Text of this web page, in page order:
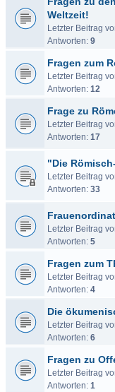
Weltzeit!
Letzter Beitrag
Antworten: 9
Fragen zum
Letzter Beitrag
Antworten: 12
Frage zu
Letzter Beitrag
Antworten: 17
"Die
Letzter Beitrag
Antworten: 33
Letzter Beitrag
Antworten: 5
Fragen zum
Letzter Beitrag
Antworten: 4
Die
Letzter Beitrag
Antworten: 6
Fragen zu
Letzter Beitrag
Antworten: 1